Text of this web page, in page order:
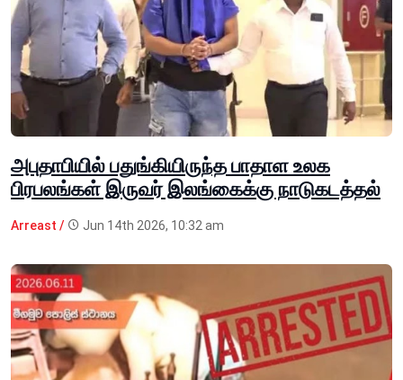
அபுதாபியில் பதுங்கியிருந்த பாதாள உலக
பிரபலங்கள் இருவர் இலங்கைக்கு நாடுகடத்தல்
Arreast / Jun 14th 2026, 10:32 am